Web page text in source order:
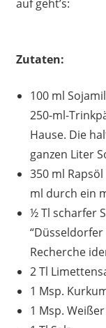
auf geht’s:
Zutaten:
100 ml
250-ml-
Hause. Die
ganzen Liter
350 ml
ml durch ein
½ Tl scharfer
“Düsseldorfer
Recherche
2 Tl
1 Msp.
1 Msp.